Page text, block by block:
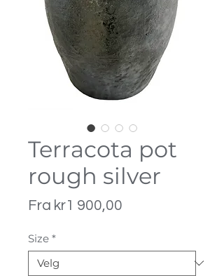
Terracota pot
rough silver
Fra kr1 900,00
Size *